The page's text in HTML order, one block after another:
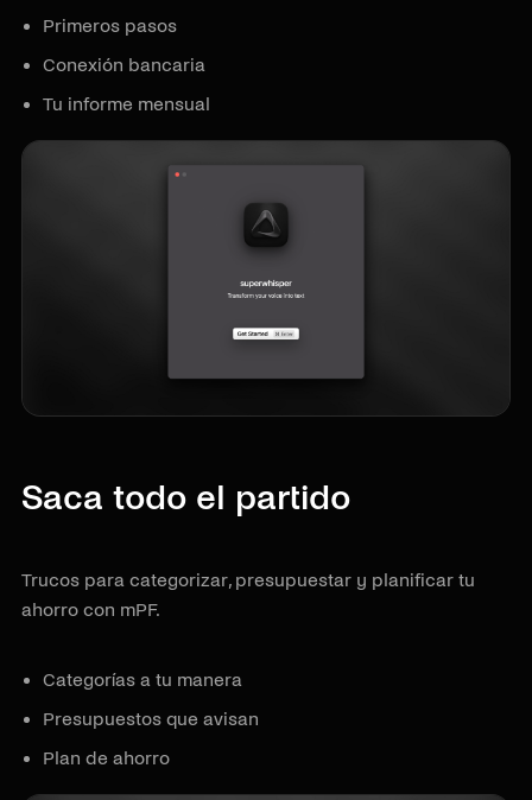
Primeros pasos
Conexión bancaria
Tu informe mensual
Saca todo el partido
Trucos para categorizar, presupuestar y planificar tu
ahorro con mPF.
Categorías a tu manera
Presupuestos que avisan
Plan de ahorro